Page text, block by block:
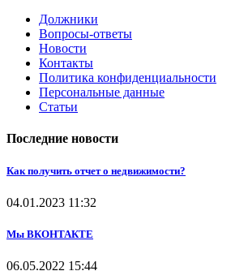
Должники
Вопросы-ответы
Новости
Контакты
Политика конфиденциальности
Персональные данные
Статьи
Последние новости
Как получить отчет о недвижимости?
04.01.2023 11:32
Мы ВКОНТАКТЕ
06.05.2022 15:44